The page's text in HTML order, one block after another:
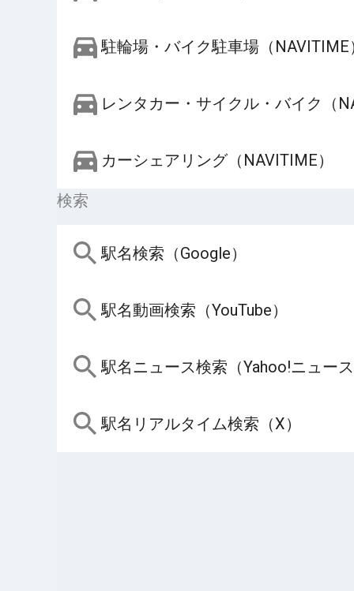
駐輪場・バイク駐車場（NAVITIME
レンタカー・サイクル・バイク（
カーシェアリング（NAVITIME）
検索
駅名検索（Google）
駅名動画検索（YouTube）
駅名ニュース検索（Yahoo!ニュー
駅名リアルタイム検索（X）